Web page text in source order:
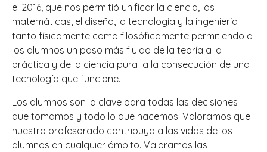
el 2016, que nos permitió unificar la ciencia, las
matemáticas, el diseño, la tecnología y la ingeniería
tanto físicamente como filosóficamente permitiendo a
los alumnos un paso más fluido de la teoría a la
práctica y de la ciencia pura a la consecución de una
tecnología que funcione.
Los alumnos son la clave para todas las decisiones
que tomamos y todo lo que hacemos. Valoramos que
nuestro profesorado contribuya a las vidas de los
alumnos en cualquier ámbito. Valoramos las